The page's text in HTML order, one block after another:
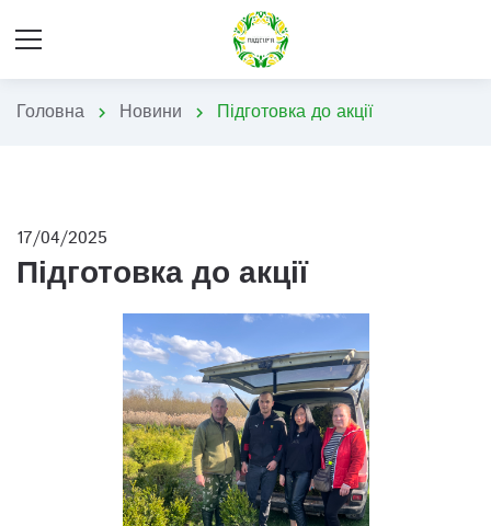
Головна chevron_right Новини chevron_right Підготовка до акції
17/04/2025
Підготовка до акції